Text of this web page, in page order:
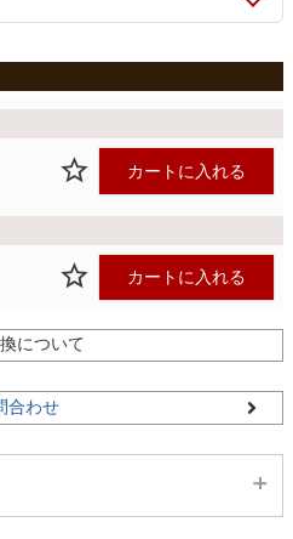
カートに入れる
カートに入れる
について
合わせ